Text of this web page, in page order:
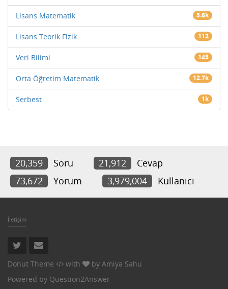
Lisans Matematik 5.6k
Lisans Teorik Fizik 112
Veri Bilimi 145
Orta Öğretim Matematik 12.7k
Serbest 1k
20,359 Soru 21,912
Cevap
73,672
Yorum 3,979,004 Kullanıcı
İletişim
Donut Theme with by Amiya Sahu
Powered by Question2Answer